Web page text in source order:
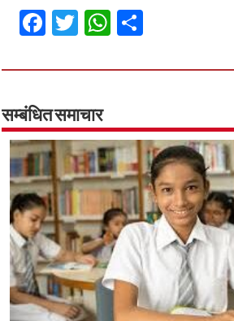
Fa
ce
b
o
o
k
T
wi
tt
er
W
h
at
p
p
ar
सम्बंधित समाचार